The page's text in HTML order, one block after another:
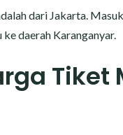
dari Jakarta.
daerah Karanganyar.
Tiket